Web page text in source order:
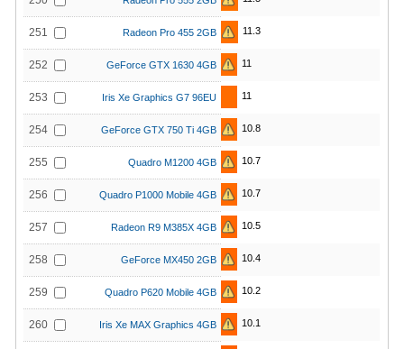
251 Radeon Pro 455 2GB 11.3
252 GeForce GTX 1630 4GB 11
253 Iris Xe Graphics G7 96EU 11
254 GeForce GTX 750 Ti 4GB 10.8
255 Quadro M1200 4GB 10.7
256 Quadro P1000 Mobile 4GB 10.7
257 Radeon R9 M385X 4GB 10.5
258 GeForce MX450 2GB 10.4
259 Quadro P620 Mobile 4GB 10.2
260 Iris Xe MAX Graphics 4GB 10.1